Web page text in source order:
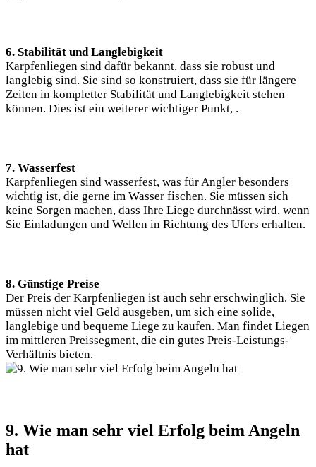
6. Stabilität und Langlebigkeit
Karpfenliegen sind dafür bekannt, dass sie robust und
langlebig sind. Sie sind so konstruiert, dass sie für längere
Zeiten in kompletter Stabilität und Langlebigkeit stehen
können. Dies ist ein weiterer wichtiger Punkt, .
7. Wasserfest
Karpfenliegen sind wasserfest, was für Angler besonders
wichtig ist, die gerne im Wasser fischen. Sie müssen sich
keine Sorgen machen, dass Ihre Liege durchnässt wird, wenn
Sie Einladungen und Wellen in Richtung des Ufers erhalten.
8. Günstige Preise
Der Preis der Karpfenliegen ist auch sehr erschwinglich. Sie
müssen nicht viel Geld ausgeben, um sich eine solide,
langlebige und bequeme Liege zu kaufen. Man findet Liegen
im mittleren Preissegment, die ein gutes Preis-Leistungs-
Verhältnis bieten.
9. Wie man sehr viel Erfolg beim Angeln
hat